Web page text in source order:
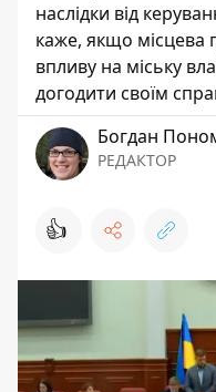
наслідки від
каже, якщо місцева
впливу на міську
догодити своїм
Богдан
РЕДАКТОР
👍